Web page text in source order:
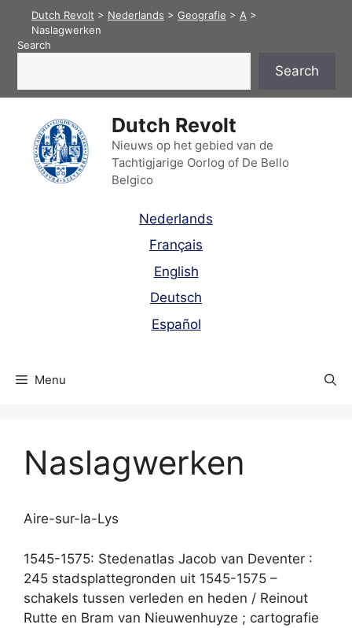
content
Dutch Revolt > Nederlands > Geografie > A >
Naslagwerken
Search
Search
Dutch Revolt
Nieuws op het gebied van de
Tachtigjarige Oorlog of De Bello
Belgico
Nederlands
Français
English
Deutsch
Español
Menu
Naslagwerken
Aire-sur-la-Lys
1545-1575: Stedenatlas Jacob van Deventer :
245 stadsplattegronden uit 1545-1575 –
schakels tussen verleden en heden / Reinout
Rutte en Bram van Nieuwenhuyze ; cartografie